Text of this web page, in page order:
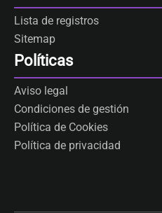
Lista de registros
Sitemap
Políticas
Aviso legal
Condiciones de gestión
Política de Cookies
Política de privacidad